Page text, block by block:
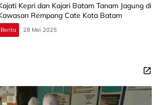
Kepri dan Kajari Batam Tanam Jagung di
Rempang Cate Kota Batam
Berita 28 Mei 2025